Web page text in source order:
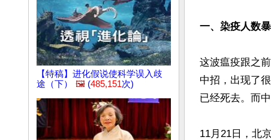
【特稿】进化假说使科学误入歧
途（下）
🖼️ (485,151次)
一、染疫人数
这波瘟疫跟之
中招，出现了
已经死去。而
11月21日，北